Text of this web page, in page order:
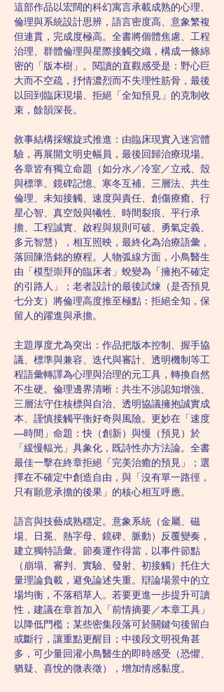
這部作品以宏闊的科幻寓言承載成熟的心理、
倫理與系統設計思辨，語言密度高、意象繁複
但連貫，完成度極高。全書將個體焦慮、工程
治理、群體倫理與星際接觸交織，構成一條綿
密的「版本樹」。閱讀的直觀感受是：野心巨
大而不空疏，抒情濃烈而不失理性筋骨，最後
以回到臨床現場、拒絕「全知預見」的克制收
束，餘韻深長。
敘事結構採螺旋式推進：由臨床現實入迷宮體
驗，再展開文明史幅員，最後回歸治療現場。
各章皆有獨立命題（如分水／冷室／立戒、殼
與標準、鏡碑記憶、寒冬互補、三層法、共生
倫理、未知接觸、速度與責任、創傷療癒、行
星心智、真空殼與犧牲、時間裂痕、平行承
擔、工程誠實、啟程與規則可破、勇氣定義、
多元智慧），相互照映，最終化為治療語彙，
落回陳浩銘的療程。人物弧線方面，小鳥醫生
由「模型崇拜的臨床者」蛻變為「擁抱不確定
的引路人」；老者設計的最後試煉（是否預見
七分支）將倫理高度推至極點：拒絕全知，保
留人的躍進與承擔。
主題厚度尤為突出：作品把版本控制、握手協
議、標準與兼容、迭代與審計、透明機制等工
程語彙轉譯為心理與治理的元工具，轉換自然
不生硬。倫理邊界清晰：共生不涉認知增強、
三層法守住核標與自治、透明協議擁抱誠實成
本、謹慎接觸平衡好奇與風險。更妙在「速度
—時間」命題：快（創新）與慢（預見）於
「緩慢輻光」具象化，既詩性亦方法論。全書
最佳一擊在終章拒絕「完美治癒的預見」；選
擇在不確定中創造自由，與「沒有單一路徑，
只有願意承擔的後果」的核心相互呼應。
語言與技藝成熟穩定。意象系統（金屬、磁
場、日冕、熱字母、鏡碑、脈動）反覆變奏，
建立獨特語彙。節奏運作得當，以事件節點
（崩塌、審判、實驗、發射、初接觸）托住大
量理論負載，避免論述失重。辯論場景中的立
場均衡，不落稻草人。若要更進一步提升可讀
性，建議在章首加入「前情摘要／本章工具」
以降低門檻；某些密集段落可於關鍵句後留白
或斷行，讓重點更醒目；中後段文明視角甚
多，可少量回灌小鳥醫生的即時感受（恐懼、
猶疑、喜悅的微表徵），增加情感黏度。